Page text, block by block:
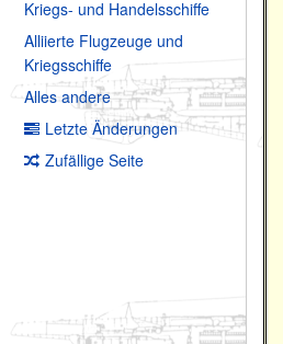
Kriegs- und Handelsschiffe
Alliierte Flugzeuge und
Kriegsschiffe
Alles andere
Letzte Änderungen
Zufällige Seite